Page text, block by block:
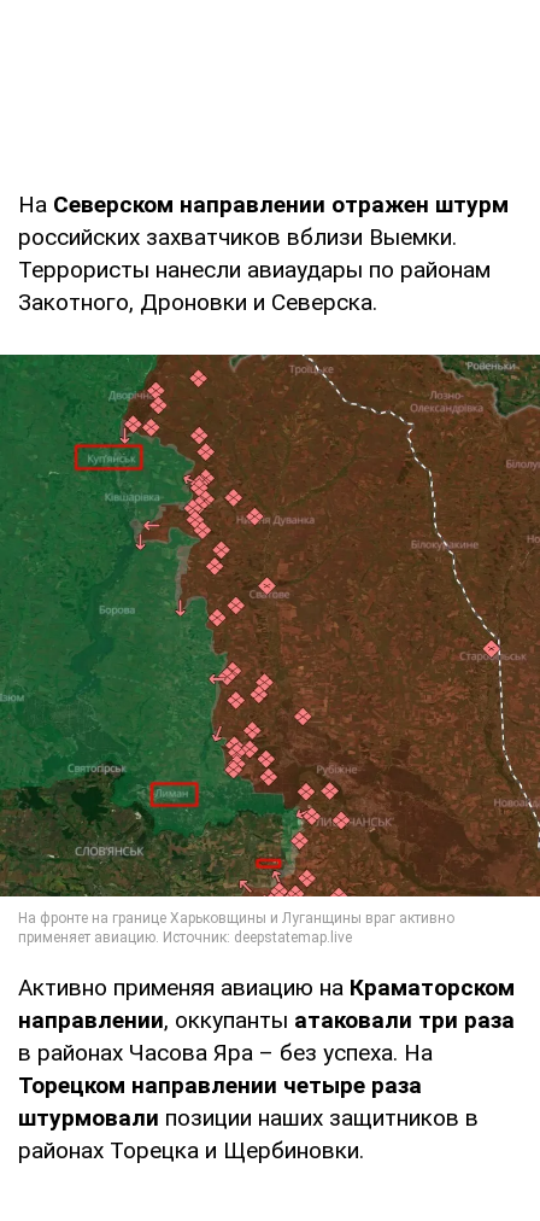
На Северском направлении отражен штурм
российских захватчиков вблизи Выемки.
Террористы нанесли авиаудары по районам
Закотного, Дроновки и Северска.
Активно применяя авиацию на Краматорском
направлении, оккупанты атаковали три раза
в районах Часова Яра – без успеха. На
Торецком направлении четыре раза
штурмовали позиции наших защитников в
районах Торецка и Щербиновки.